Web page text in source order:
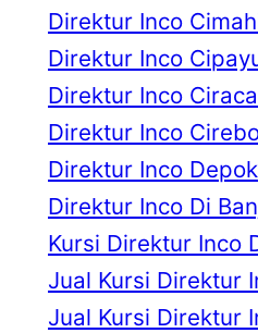
Direktur Inco
Direktur Inco
Direktur Inco
Direktur Inco
Direktur Inco Depok
Direktur Inco Di
Kursi Direktur Inco
Jual Kursi Direktur
Jual Kursi Direktur